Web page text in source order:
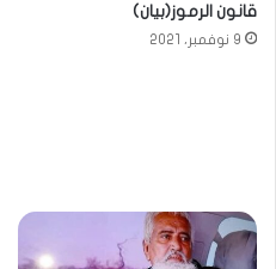
قانون الرموز(بيان)
9 نوفمبر، 2021